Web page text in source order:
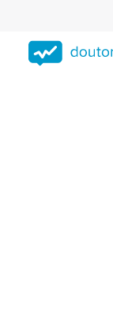
conteúdo
principal